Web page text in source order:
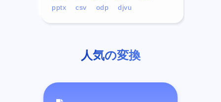
pptx
csv odp djvu
人気の変換